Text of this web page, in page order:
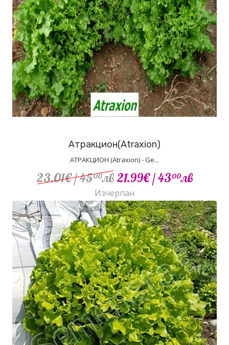
Атракцион(Atraxion)
АТРАКЦИОН (Atraxion) - Ge...
23.01€/ 4500лв 21.99€/ 4300лв
Изчерпан